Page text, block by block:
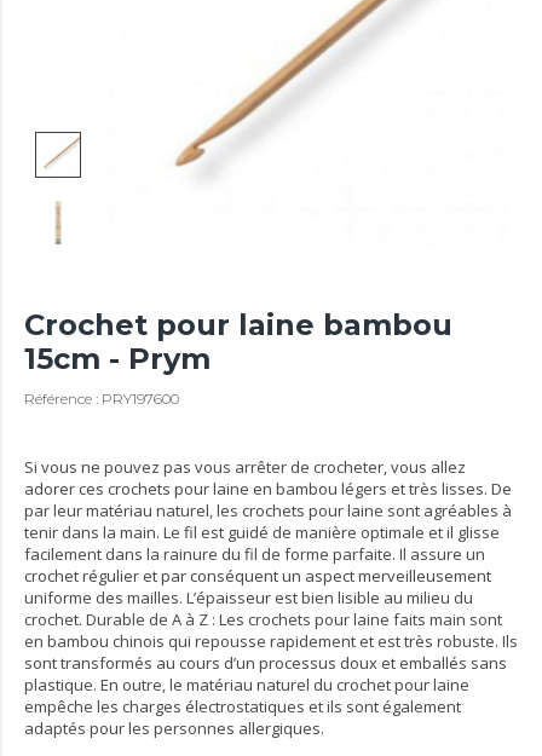
Crochet pour laine bambou
15cm - Prym
Référence : PRY197600
Si vous ne pouvez pas vous arrêter de crocheter, vous allez
adorer ces crochets pour laine en bambou légers et très lisses. De
par leur matériau naturel, les crochets pour laine sont agréables à
tenir dans la main. Le fil est guidé de manière optimale et il glisse
facilement dans la rainure du fil de forme parfaite. Il assure un
crochet régulier et par conséquent un aspect merveilleusement
uniforme des mailles. L’épaisseur est bien lisible au milieu du
crochet. Durable de A à Z : Les crochets pour laine faits main sont
en bambou chinois qui repousse rapidement et est très robuste. Ils
sont transformés au cours d’un processus doux et emballés sans
plastique. En outre, le matériau naturel du crochet pour laine
empêche les charges électrostatiques et ils sont également
adaptés pour les personnes allergiques.